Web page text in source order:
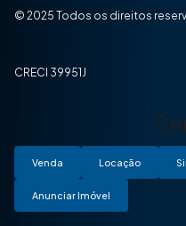
© 2025 Todos os direitos
CRECI 39951J
Venda Locação
Anunciar Imóvel